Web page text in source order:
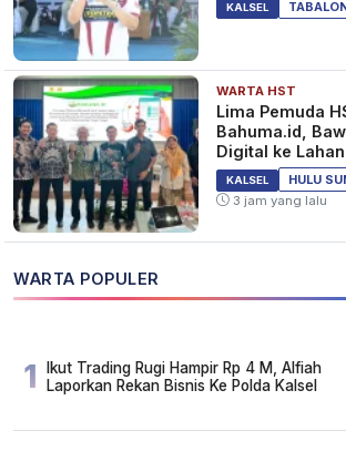
KALSEL
WARTA HST
Lima Pemuda
Bahuma.id,
Digital ke
KALSEL
HULU
3 jam yang lalu
WARTA POPULER
1
Ikut Trading Rugi Hampir Rp 4 M, Alfiah
Laporkan Rekan Bisnis Ke Polda Kalsel